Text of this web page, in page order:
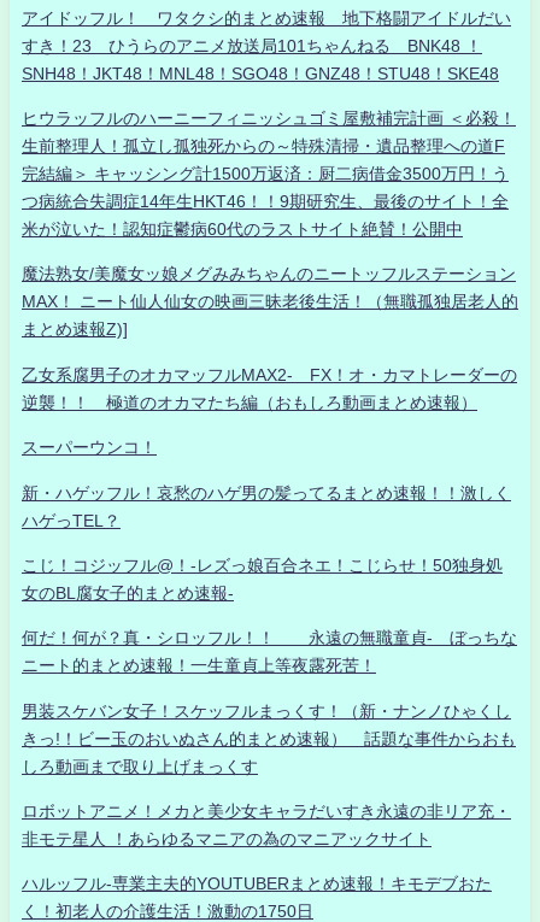
アイドッフル！ ワタクシ的まとめ速報 地下格闘アイドルだい
すき！23 ひうらのアニメ放送局101ちゃんねる BNK48 ！
SNH48！JKT48！MNL48！SGO48！GNZ48！STU48！SKE48
ヒウラッフルのハーニーフィニッシュゴミ屋敷補完計画 ＜必殺！
生前整理人！孤立し孤独死からの～特殊清掃・遺品整理への道F
完結編＞ キャッシング計1500万返済：厨二病借金3500万円！う
つ病統合失調症14年生HKT46！！9期研究生、最後のサイト！全
米が泣いた！認知症鬱病60代のラストサイト絶賛！公開中
魔法熟女/美魔女ッ娘メグみみちゃんのニートッフルステーション
MAX！ ニート仙人仙女の映画三昧老後生活！（無職孤独居老人的
まとめ速報Z)]
乙女系腐男子のオカマッフルMAX2- FX！オ・カマトレーダーの
逆襲！！ 極道のオカマたち編（おもしろ動画まとめ速報）
スーパーウンコ！
新・ハゲッフル！哀愁のハゲ男の髪ってるまとめ速報！！激しく
ハゲっTEL？
こじ！コジッフル@！-レズっ娘百合ネエ！こじらせ！50独身処
女のBL腐女子的まとめ速報-
何だ！何が？真・シロッフル！！ 永遠の無職童貞- ぼっちな
ニート的まとめ速報！一生童貞上等夜露死苦！
男装スケバン女子！スケッフルまっくす！（新・ナンノひゃくし
きっ!！ビー玉のおいぬさん的まとめ速報） 話題な事件からおも
しろ動画まで取り上げまっくす
ロボットアニメ！メカと美少女キャラだいすき永遠の非リア充・
非モテ星人 ！あらゆるマニアの為のマニアックサイト
ハルッフル-専業主夫的YOUTUBERまとめ速報！キモデブおた
く！初老人の介護生活！激動の1750日